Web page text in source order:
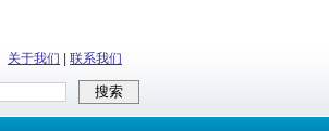
关于我们 联系我们